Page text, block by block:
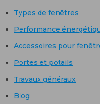
Types de fenêtres
Performance
Accessoires pour
Portes et potails
Travaux généraux
Blog